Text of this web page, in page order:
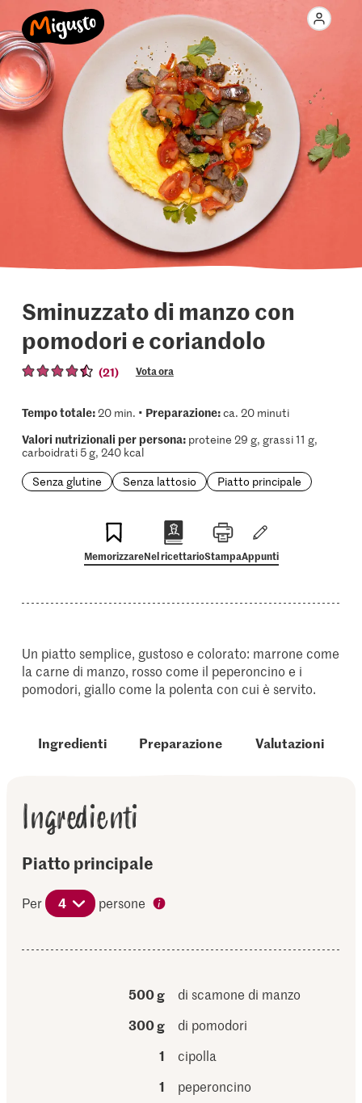
Sminuzzato di manzo con
pomodori e coriandolo
(21) Vota ora
Tempo totale:20 min. • Preparazione:ca. 20 minuti
Valori nutrizionali per persona:proteine 29 g, grassi 11 g,
carboidrati 5 g, 240 kcal
Senza glutine
Senza lattosio Piatto principale
MemorizzareNel ricettarioStampaAppunti
Un piatto semplice, gustoso e colorato: marrone come
la carne di manzo, rosso come il peperoncino e i
pomodori, giallo come la polenta con cui è servito.
Ingredienti Preparazione Valutazioni
Ingredienti
Piatto principale
Per 4 persone
500 g
di scamone di manzo
300 g
di pomodori
1
cipolla
1
peperoncino